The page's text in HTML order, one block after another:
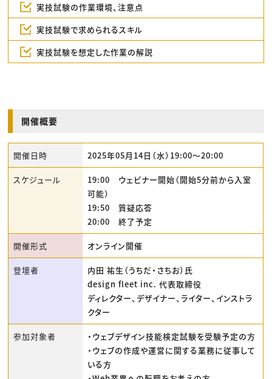
実技試験の作業環境、注意点
実技試験で求められるスキル
実技試験を想定した作業の解説
開催概要
開催日時 2025年05月14日（水）19:00〜20:00
スケジュール
19:00 ウェビナー開始（開始5分前から入室
可能）
19:50 質疑応答
20:00 終了予定
開催形式 オンライン開催
登壇者
内田 祐生（うちだ・さちお）氏
design fleet inc. 代表取締役
ディレクター、デザイナー、ライター、インストラ
クター
参加対象者
・ウェブデザイン技能検定試験を受験予定の方
・ウェブの作成や運営に関する業務に従事して
いる方